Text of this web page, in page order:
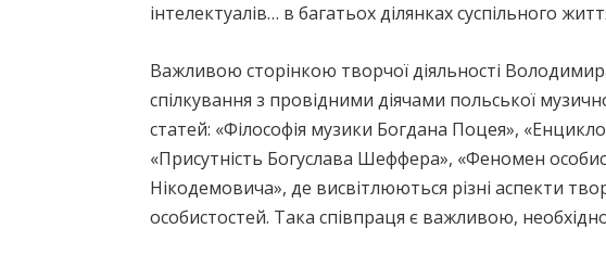
інтелектуалів… в багатьох ділянках суспільного
Важливою сторінкою творчої діяльності
спілкування з провідними діячами польської
статей: «Філософія музики Богдана Поцея»,
«Присутність Богуслава Шеффера», «Феномен
Нікодемовича», де висвітлюються різні аспекти
особистостей. Така співпраця є важливою,